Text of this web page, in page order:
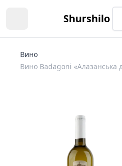
Shurshilo
Вино
Вино Badagoni «Алазанська